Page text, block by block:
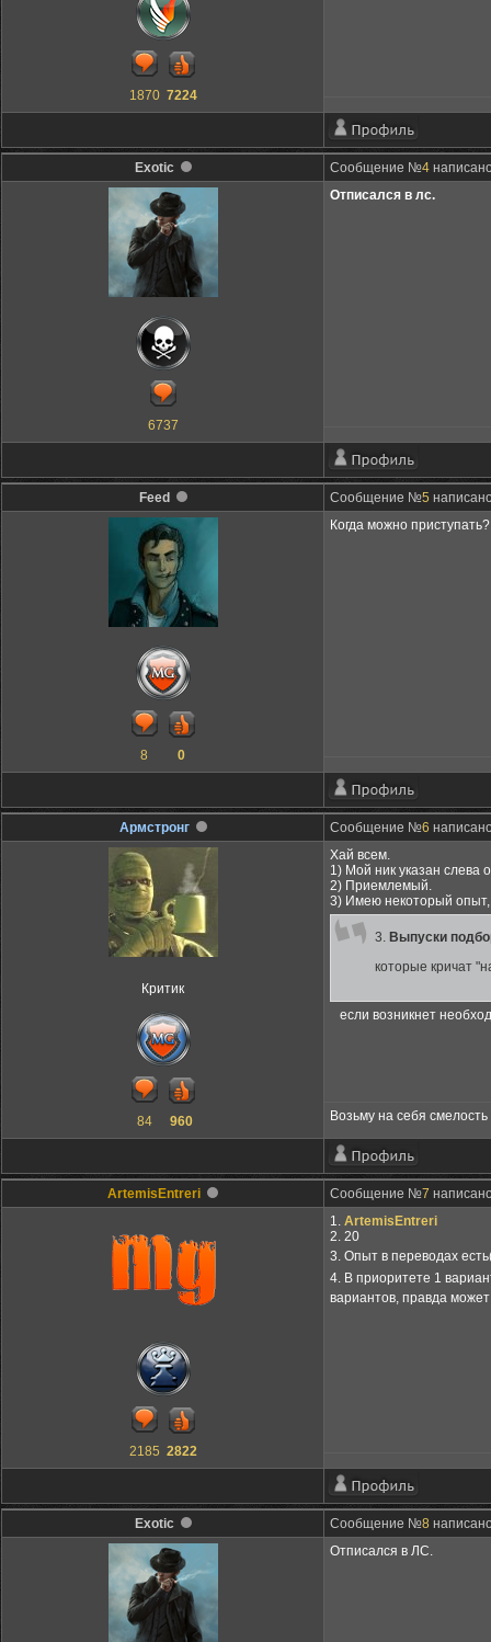
1870 7224
Exotic Сообщение №4
6737
Отписался в лс.
Feed Сообщение №5
8 0
Когда можно приступать?
Армстронг Сообщение №6
Критик
84 960
Хай всем.
1) Мой ник указан слева
2) Приемлемый.
3) Имею некоторый опыт,
3. Выпуски
которые кричат
если возникнет
Возьму на себя
ArtemisEntreri Сообщение №7
2185 2822
1. ArtemisEntreri
2. 20
3. Опыт в переводах
4. В приоритете 1
вариантов, правда
Exotic Сообщение №8
Отписался в ЛС.